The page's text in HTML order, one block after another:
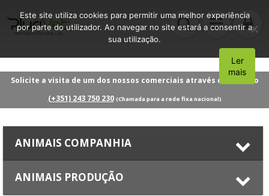
Solicite a visita de um dos nossos comerciais através do número
(+351) 243 750 230 (Chamada para a rede fixa nacional)
ANIMAIS COMPANHIA
ANIMAIS PRODUÇÃO
Este site utiliza cookies para permitir uma melhor experiência
por parte do utilizador. Ao navegar no site estará a consentir a
sua utilização.
Aceito
Ler
mais